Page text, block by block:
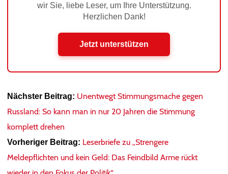
wir Sie, liebe Leser, um Ihre Unterstützung.
Herzlichen Dank!
Jetzt unterstützen
Nächster Beitrag: Unentwegt Stimmungsmache gegen
Russland: So kann man in nur 20 Jahren die Stimmung
komplett drehen
Vorheriger Beitrag: Leserbriefe zu „Strengere
Meldepflichten und kein Geld: Das Feindbild Arme rückt